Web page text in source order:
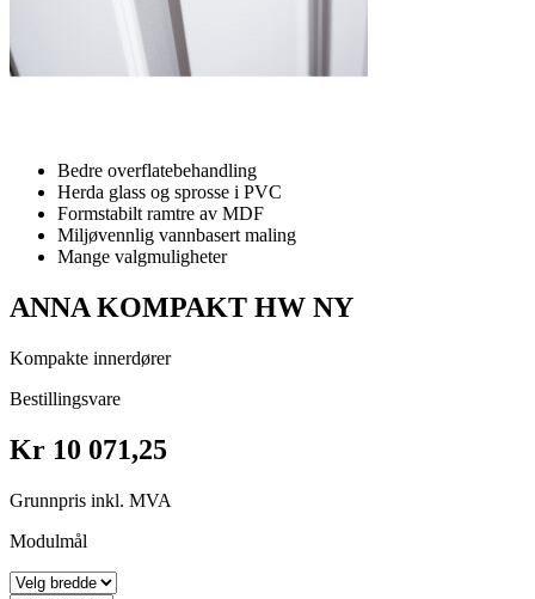
Bedre overflatebehandling
Herda glass og sprosse i PVC
Formstabilt ramtre av MDF
Miljøvennlig vannbasert maling
Mange valgmuligheter
ANNA KOMPAKT HW NY
Kompakte innerdører
Bestillingsvare
Kr 10 071,25
Grunnpris inkl. MVA
Modulmål